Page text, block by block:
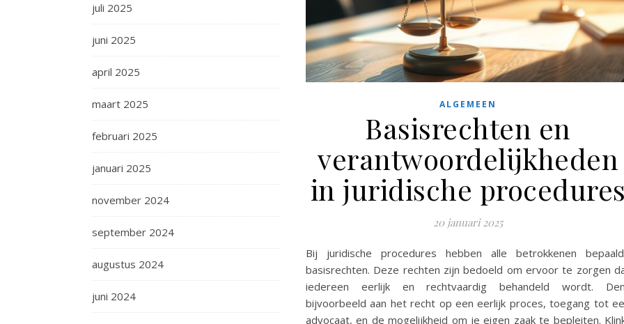
juli 2025
juni 2025
april 2025
maart 2025
februari 2025
januari 2025
november 2024
september 2024
augustus 2024
juni 2024
ALGEMEEN
Basisrechten en
verantwoordelijkheden
in juridische procedures
20 januari 2025
Bij juridische procedures hebben alle betrokkenen
basisrechten. Deze rechten zijn bedoeld om ervoor te zorgen
iedereen eerlijk en rechtvaardig behandeld wordt.
bijvoorbeeld aan het recht op een eerlijk proces, toegang tot
advocaat, en de mogelijkheid om je eigen zaak te bepleiten.